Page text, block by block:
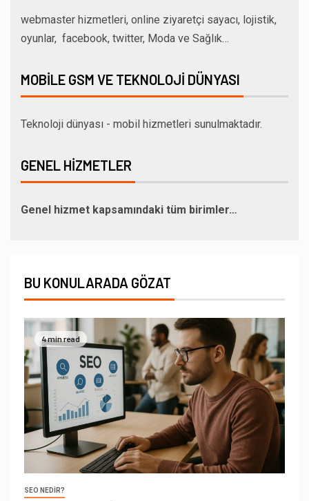
webmaster hizmetleri, online ziyaretçi sayacı, lojistik,
oyunlar, facebook, twitter, Moda ve Sağlık…
MOBILE GSM VE TEKNOLOJI DÜNYASI
Teknoloji dünyası - mobil hizmetleri sunulmaktadır.
GENEL HIZMETLER
Genel hizmet kapsamındaki tüm birimler…
BU KONULARADA GÖZAT
4 min read
SEO NEDIR?